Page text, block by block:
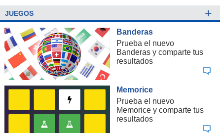
JUEGOS +
Banderas
Prueba el nuevo
Banderas y comparte tus
resultados
Memorice
Prueba el nuevo
Memorice y comparte tus
resultados